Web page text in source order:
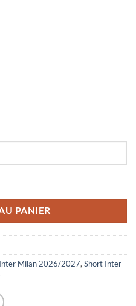
2026/2027 Noir
PANIER
Milan 2026/2027, Short Inter